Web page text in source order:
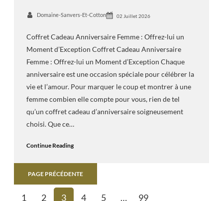
Domaine-Sanvers-Et-Cotton 02 Juillet 2026
Coffret Cadeau Anniversaire Femme : Offrez-lui un
Moment d’Exception Coffret Cadeau Anniversaire
Femme : Offrez-lui un Moment d’Exception Chaque
anniversaire est une occasion spéciale pour célébrer la
vie et l’amour. Pour marquer le coup et montrer à une
femme combien elle compte pour vous, rien de tel
qu’un coffret cadeau d’anniversaire soigneusement
choisi. Que ce…
Continue Reading
PAGE PRÉCÉDENTE
1 2 3 4 5 … 99